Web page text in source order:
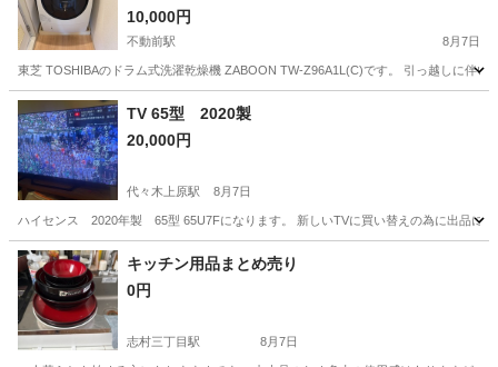
10,000円
不動前駅 8月7日
東芝 TOSHIBAのドラム式洗濯乾燥機 ZABOON TW-Z96A1L(C)です。 引っ越しに伴
東京 品川区 不動前駅 生活家電
TV 65型 2020製
20,000円
代々木上原駅 8月7日
ハイセンス 2020年製 65型 65U7Fになります。 新しいTVに買い替えの為に出品に
東京 渋谷区 代々木上原駅 テレビ
キッチン用品まとめ売り
0円
志村三丁目駅 8月7日